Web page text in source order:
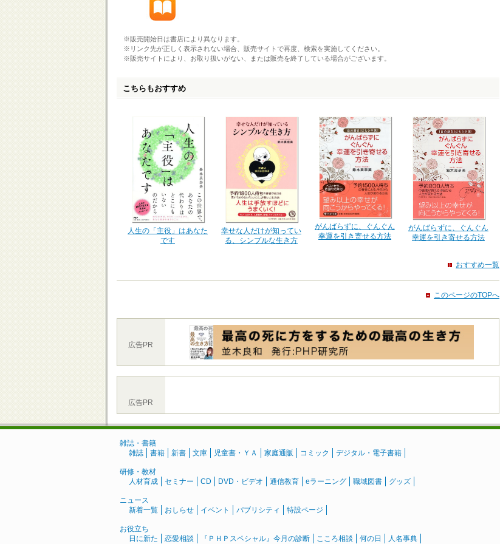
※販売開始日は書店により異なります。
※リンク先が正しく表示されない場合、販売サイトで再度、検索を実施してください。
※販売サイトにより、お取り扱いがない、または販売を終了している場合がございます。
こちらもおすすめ
人生の「主役」はあなた
です
幸せな人だけが知ってい
る、シンプルな生き方
がんばらずに、ぐんぐん
幸運を引き寄せる方法
がんばらずに、ぐんぐん
幸運を引き寄せる方法
おすすめ一覧
このページのTOPへ
広告PR
広告PR
雑誌・書籍
雑誌
書籍 新書 文庫 児童書・ＹＡ 家庭通販 コミック デジタル・電子書籍
研修・教材
人材育成
セミナー CD DVD・ビデオ 通信教育 eラーニング 職域図書 グッズ
ニュース
新着一覧
おしらせ イベント パブリシティ 特設ページ
お役立ち
日に新た
恋愛相談 『ＰＨＰスペシャル』今月の診断 こころ相談 何の日 人名事典